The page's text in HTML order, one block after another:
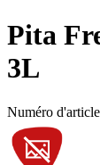
Pita
3L
Numéro